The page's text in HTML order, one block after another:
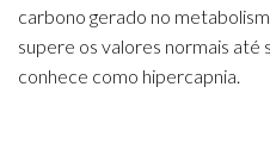
carbono gerado no
supere os valores normais até
conhece como hipercapnia.